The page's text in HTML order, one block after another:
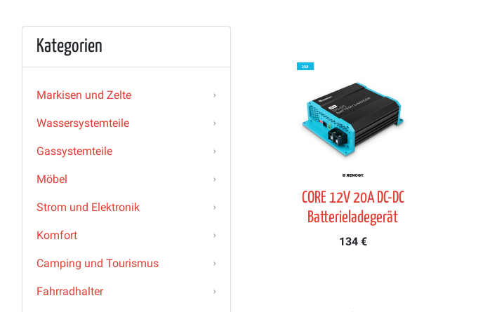
Kategorien
Markisen und Zelte
Wassersystemteile
Gassystemteile
Möbel
Strom und Elektronik
Komfort
Camping und Tourismus
Fahrradhalter
CORE 12V 20A DC-DC
Batterieladegerät
134 €